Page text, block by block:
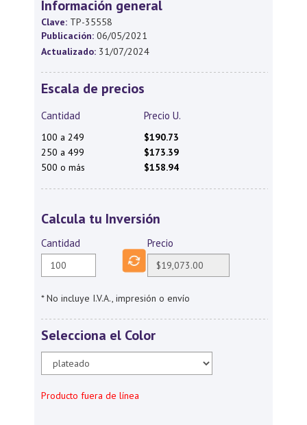
Información general
Clave: TP-35558
Publicación: 06/05/2021
Actualizado: 31/07/2024
Escala de precios
Cantidad Precio U.
100 a 249
$190.73
250 a 499
$173.39
500 o más
$158.94
Calcula tu Inversión
Cantidad Precio
* No incluye I.V.A., impresión o envío
Selecciona el Color
Producto fuera de línea